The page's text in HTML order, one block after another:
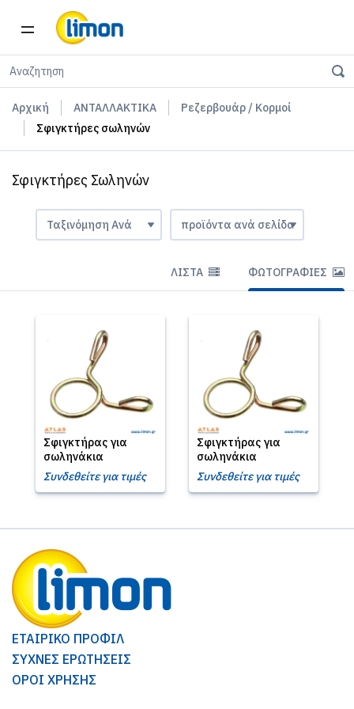
Αρχική ΑΝΤΑΛΛΑΚΤΙΚΑ
Ρεζερβουάρ / Κορμοί
Σφιγκτήρες σωληνών
Σφιγκτήρες Σωληνών
ΛΊΣΤΑ ΦΩΤΟΓΡΑΦΊΕΣ
Σφιγκτήρας για
σωληνάκια
Συνδεθείτε για τιμές
Σφιγκτήρας για
σωληνάκια
Συνδεθείτε για τιμές
ΕΤΑΙΡΙΚΟ ΠΡΟΦΙΛ
ΣΥΧΝΕΣ ΕΡΩΤΗΣΕΙΣ
ΟΡΟΙ ΧΡΗΣΗΣ